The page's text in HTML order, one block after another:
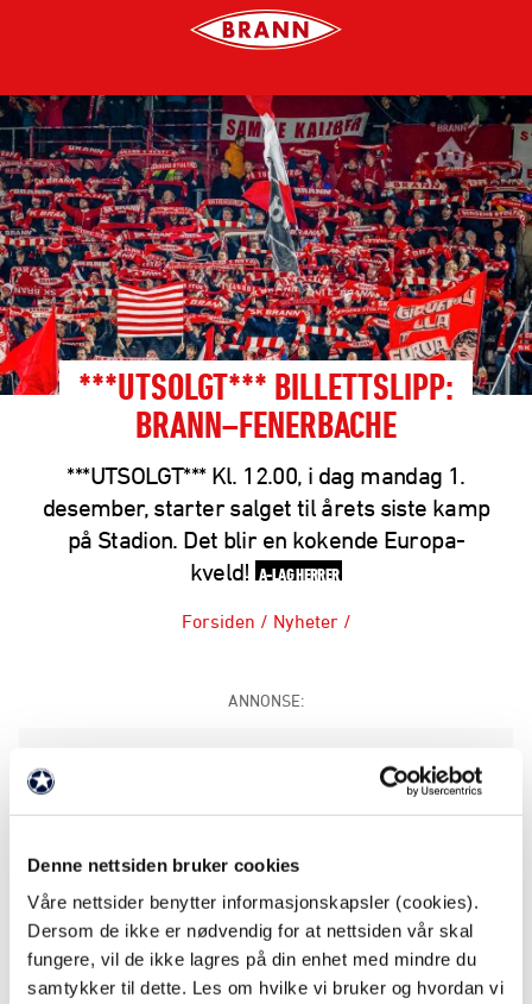
Denne nettsiden bruker cookies
Våre nettsider benytter informasjonskapsler (cookies).
Dersom de ikke er nødvendig for at nettsiden vår skal
fungere, vil de ikke lagres på din enhet med mindre du
samtykker til dette. Les om hvilke vi bruker og hvordan vi
***UTSOLGT*** BILLETTSLIPP:
BRANN–FENERBACHE
***UTSOLGT*** Kl. 12.00, i dag mandag 1.
desember, starter salget til årets siste kamp
på Stadion. Det blir en kokende Europa-
kveld! A-LAG HERRER
Forsiden / Nyheter /
ANNONSE:
Fenerbache fra Tyrkia stiller med fullt bortefelt og
Dette vil du ikke gå glipp av!
Kørommet er allerede åpnet og de første slipper
inn kl. 12.00.